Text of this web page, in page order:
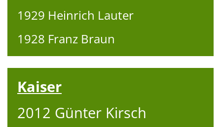
1929 Heinrich Lauter
1928 Franz Braun
Kaiser
2012 Günter Kirsch